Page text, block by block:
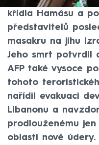
křídla Hamásu a
představitelů
masakru na jihu
Jeho smrt potvrdil
AFP také vysoce
tohoto
nařídil evakuaci
Libanonu a
prodlouženému
oblasti nové